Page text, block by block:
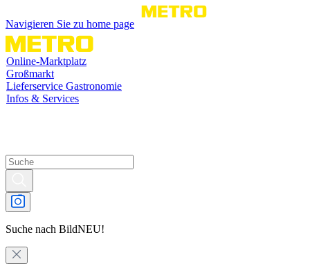
Navigieren Sie zu home page
Online-Marktplatz
Großmarkt
Lieferservice Gastronomie
Infos & Services
Suche nach BildNEU!